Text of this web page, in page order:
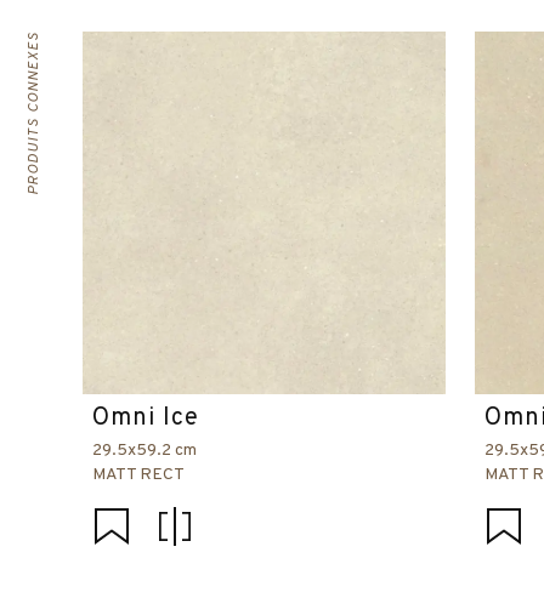
PRODUITS CONNEXES
Omni Ice
29.5x59.2 cm
MATT RECT
MATT